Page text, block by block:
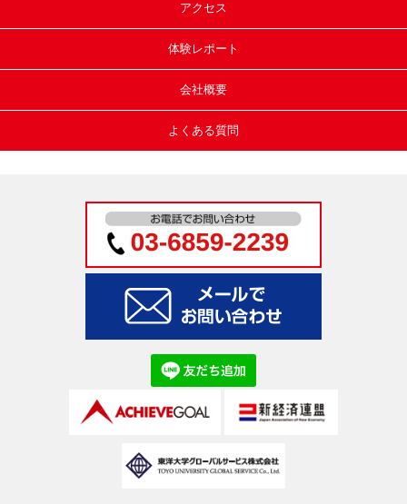
アクセス
体験レポート
会社概要
よくある質問